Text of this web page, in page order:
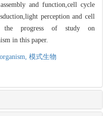
and function,cell cycle
perception and cell
the progress of study on
in this paper.
模式生物